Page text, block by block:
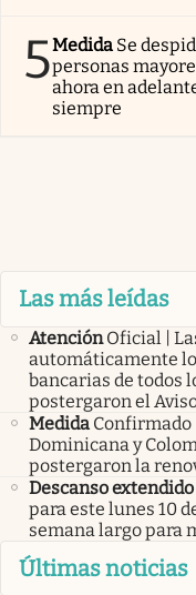
5Medida Se
personas
ahora en
siempre
Las más leídas
Atención Oficial |
automáticamente
bancarias de todos
postergaron el
Medida Confirmado
Dominicana y
postergaron la
Descanso extendido
para este lunes 10
semana largo para
Últimas noticias